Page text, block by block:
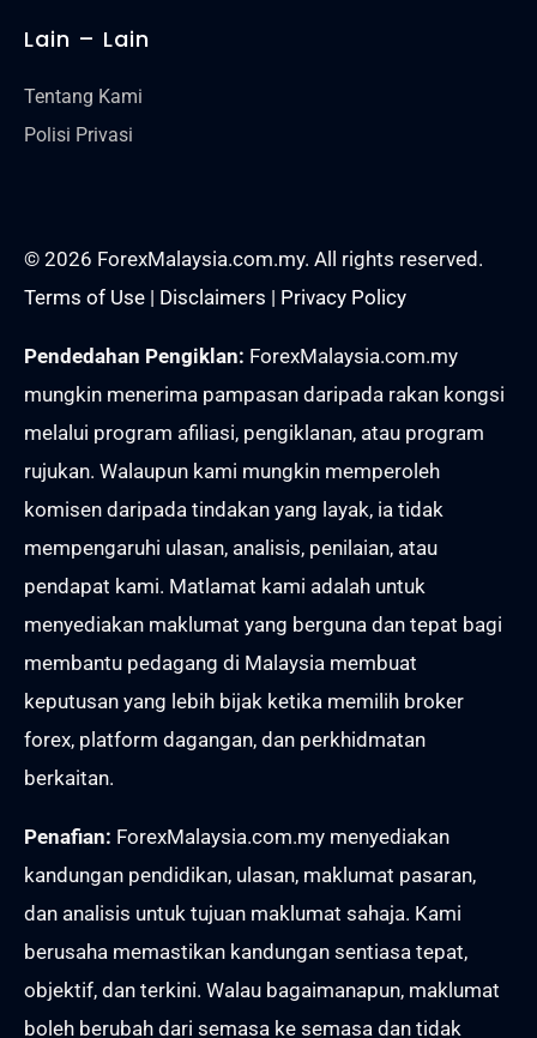
Lain – Lain
Tentang Kami
Polisi Privasi
© 2026 ForexMalaysia.com.my. All rights reserved.
Terms of Use| Disclaimers | Privacy Policy
Pendedahan Pengiklan: ForexMalaysia.com.my
mungkin menerima pampasan daripada rakan kongsi
melalui program afiliasi, pengiklanan, atau program
rujukan. Walaupun kami mungkin memperoleh
komisen daripada tindakan yang layak, ia tidak
mempengaruhi ulasan, analisis, penilaian, atau
pendapat kami. Matlamat kami adalah untuk
menyediakan maklumat yang berguna dan tepat bagi
membantu pedagang di Malaysia membuat
keputusan yang lebih bijak ketika memilih broker
forex, platform dagangan, dan perkhidmatan
berkaitan.
Penafian: ForexMalaysia.com.my menyediakan
kandungan pendidikan, ulasan, maklumat pasaran,
dan analisis untuk tujuan maklumat sahaja. Kami
berusaha memastikan kandungan sentiasa tepat,
objektif, dan terkini. Walau bagaimanapun, maklumat
boleh berubah dari semasa ke semasa dan tidak